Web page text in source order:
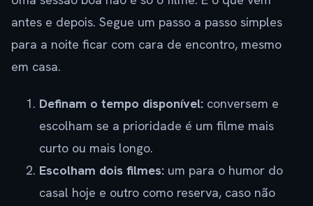
antes e depois. Segue um passo a passo simples
para a noite ficar com cara de encontro, mesmo
em casa.
Definam o tempo disponível: conversem e
escolham se a prioridade é um filme mais
curto ou mais longo.
Escolham dois filmes: um para o humor do
casal hoje e outro como reserva, caso não